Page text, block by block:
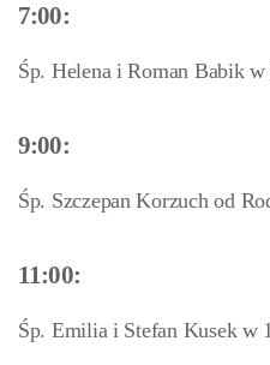
7:00:
Śp. Helena i Roman Babik
9:00:
Śp. Szczepan Korzuch od
11:00:
Śp. Emilia i Stefan Kusek w